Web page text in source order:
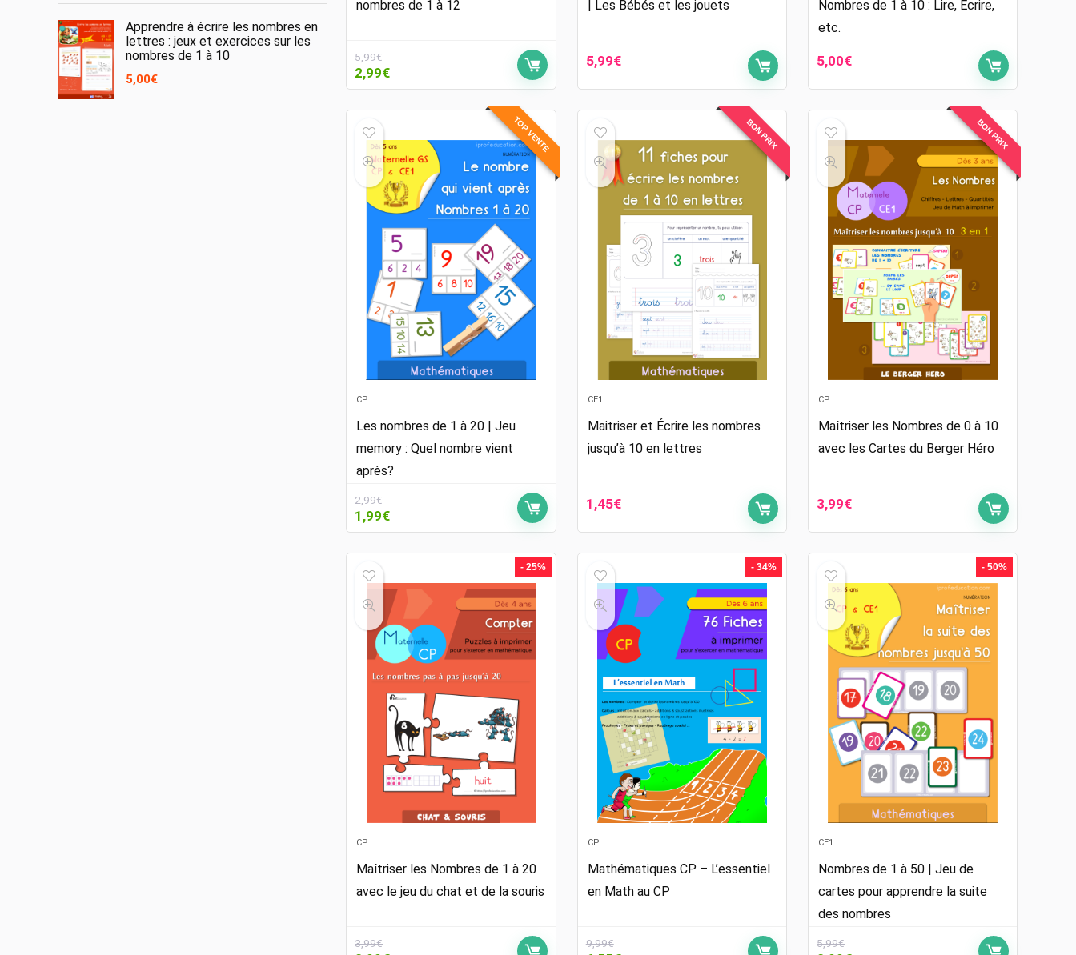
initial
était :
9,99€.
actuel
est :
5,99€.
Apprendre à écrire les nombres en
lettres : jeux et exercices sur les
nombres de 1 à 10
5,00€
nombres de 1 à 12
5,99€
Le
prix
5,99€.
2,99€Le
prix
2,99€.
| Les Bébés et les jouets
5,99€
Nombres de 1 à 10 : Lire, Ecrire,
etc.
5,00€
TOP VENTE
CP
Les nombres de 1 à 20 | Jeu
memory : Quel nombre vient
après?
2,99€
Le
prix
2,99€.
1,99€Le
prix
1,99€.
BON PRIX
CE1
Maitriser et Écrire les nombres
jusqu’à 10 en lettres
1,45€
BON PRIX
CP
Maîtriser les Nombres de 0 à 10
avec les Cartes du Berger Héro
3,99€
- 25%
CP
Maîtriser les Nombres de 1 à 20
avec le jeu du chat et de la souris
3,99€
- 34%
CP
Mathématiques CP – L’essentiel
en Math au CP
9,99€
- 50%
CE1
Nombres de 1 à 50 | Jeu de
cartes pour apprendre la suite
des nombres
5,99€